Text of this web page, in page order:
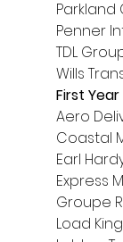
Parkland
Penner
TDL
Wills
First Year
Aero
Coastal
Earl
Express
Groupe
Load